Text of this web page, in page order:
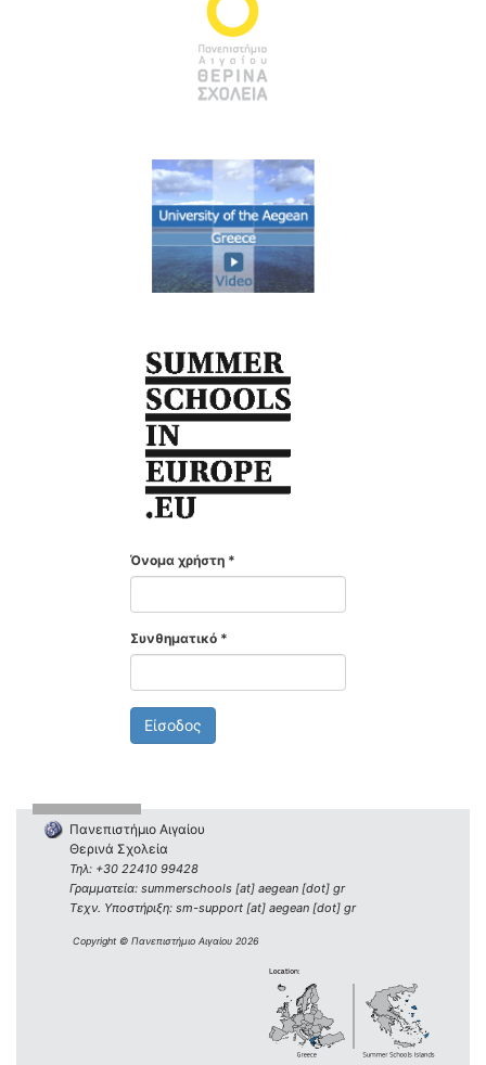
Όνομα χρήστη *
Συνθηματικό *
Είσοδος
Πανεπιστήμιο Αιγαίου
Θερινά Σχολεία
Τηλ: +30 22410 99428
Γραμματεία: summerschools [at] aegean [dot] gr
Τεχν. Υποστήριξη: sm-support [at] aegean [dot] gr
Copyright © Πανεπιστήμιο Αιγαίου 2026